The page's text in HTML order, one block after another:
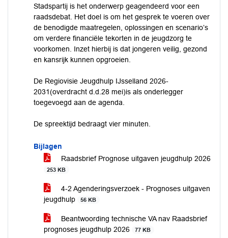
Stadspartij is het onderwerp geagendeerd voor een
raadsdebat. Het doel is om het gesprek te voeren over
de benodigde maatregelen, oplossingen en scenario’s
om verdere financiële tekorten in de jeugdzorg te
voorkomen. Inzet hierbij is dat jongeren veilig, gezond
en kansrijk kunnen opgroeien.
De Regiovisie Jeugdhulp IJsselland 2026-
2031(overdracht d.d.28 mei)is als onderlegger
toegevoegd aan de agenda.
De spreektijd bedraagt vier minuten.
Bijlagen
Raadsbrief Prognose uitgaven jeugdhulp 2026
253 KB
4-2 Agenderingsverzoek - Prognoses uitgaven
jeugdhulp
56 KB
Beantwoording technische VA nav Raadsbrief
prognoses jeugdhulp 2026
77 KB